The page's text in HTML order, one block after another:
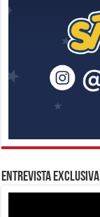
Entrevista Exclusiva